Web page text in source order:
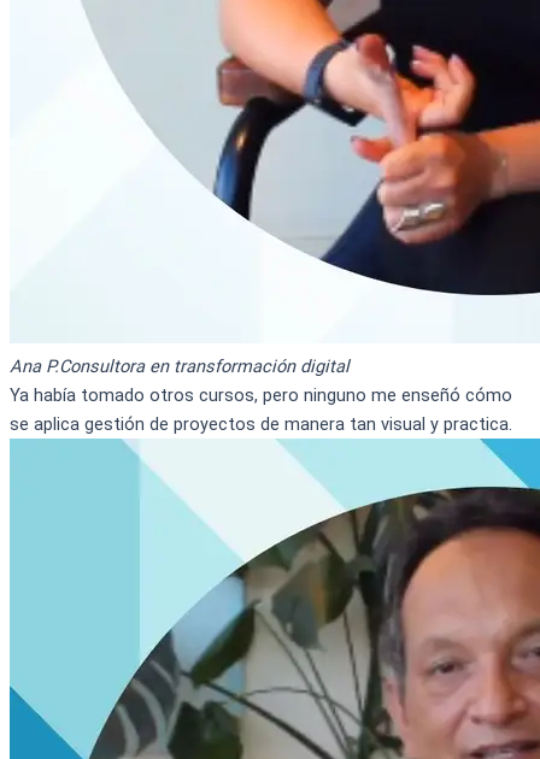
Ana P.Consultora en transformación digital
Ya había tomado otros cursos, pero ninguno me enseñó cómo
se aplica gestión de proyectos de manera tan visual y practica.